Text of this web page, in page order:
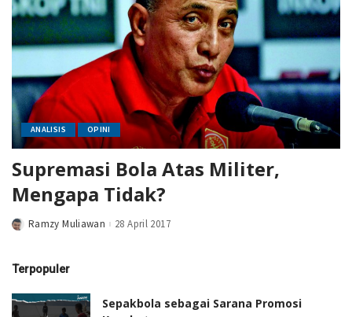
ANALISIS OPINI
Supremasi Bola Atas Militer,
Mengapa Tidak?
PostedRamzy Muliawan 28 April 2017
Terpopuler
Sepakbola sebagai Sarana Promosi